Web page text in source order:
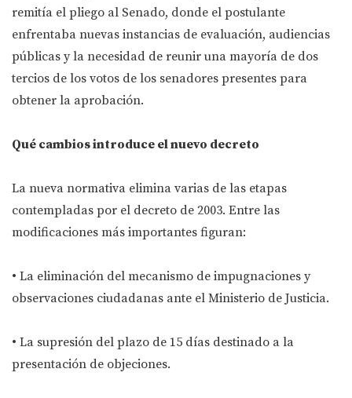
remitía el pliego al Senado, donde el postulante
enfrentaba nuevas instancias de evaluación, audiencias
públicas y la necesidad de reunir una mayoría de dos
tercios de los votos de los senadores presentes para
obtener la aprobación.
Qué cambios introduce el nuevo decreto
La nueva normativa elimina varias de las etapas
contempladas por el decreto de 2003. Entre las
modificaciones más importantes figuran:
• La eliminación del mecanismo de impugnaciones y
observaciones ciudadanas ante el Ministerio de Justicia.
• La supresión del plazo de 15 días destinado a la
presentación de objeciones.